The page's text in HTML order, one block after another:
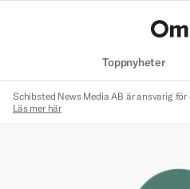
Toppnyheter
Schibsted News Media AB är ansvarig
Läs mer här